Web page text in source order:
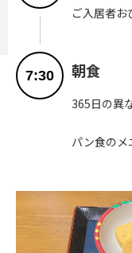
ご入居者お
7:30 朝食
365日の異
パン食のメ